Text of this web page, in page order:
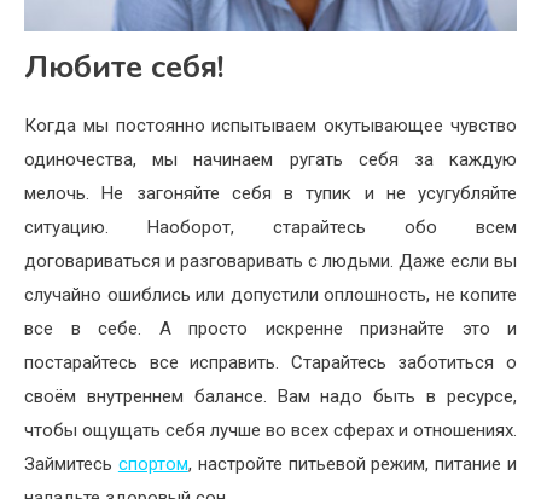
Любите себя!
Когда мы постоянно испытываем окутывающее чувство
одиночества, мы начинаем ругать себя за каждую
мелочь. Не загоняйте себя в тупик и не усугубляйте
ситуацию. Наоборот, старайтесь обо всем
договариваться и разговаривать с людьми. Даже если вы
случайно ошиблись или допустили оплошность, не копите
все в себе. А просто искренне признайте это и
постарайтесь все исправить. Старайтесь заботиться о
своём внутреннем балансе. Вам надо быть в ресурсе,
чтобы ощущать себя лучше во всех сферах и отношениях.
Займитесь спортом, настройте питьевой режим, питание и